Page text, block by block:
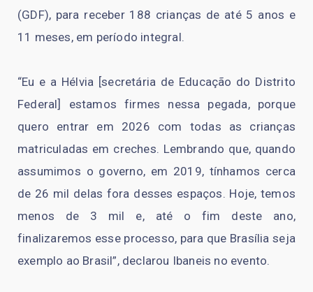
(GDF), para receber 188 crianças de até 5 anos e
11 meses, em período integral.
“Eu e a Hélvia [secretária de Educação do Distrito
Federal] estamos firmes nessa pegada, porque
quero entrar em 2026 com todas as crianças
matriculadas em creches. Lembrando que, quando
assumimos o governo, em 2019, tínhamos cerca
de 26 mil delas fora desses espaços. Hoje, temos
menos de 3 mil e, até o fim deste ano,
finalizaremos esse processo, para que Brasília seja
exemplo ao Brasil”, declarou Ibaneis no evento.